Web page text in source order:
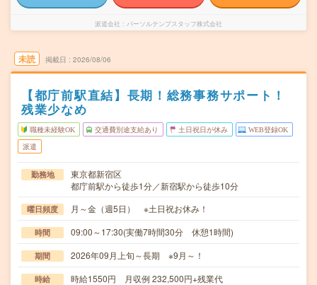
派遣会社 パーソルテンプスタッフ株式会社
未読 掲載日 2026/08/06
【都庁前駅直結】長期！総務事務サポート！
残業少なめ
職種未経験OK 交通費別途支給あり 土日祝日が休み WEB登録OK
派遣
勤務地
東京都新宿区
都庁前駅から徒歩1分／新宿駅から徒歩10分
曜日頻度 月～金（週5日） ※土日祝お休み！
時間 09:00～17:30(実働7時間30分 休憩1時間)
期間 2026年09月上旬～長期 ※9月～！
時給 時給1550円 月収例 232,500円+残業代